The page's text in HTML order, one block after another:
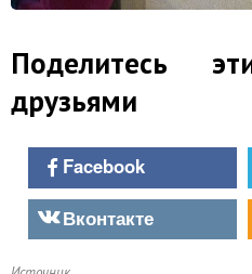
Поделитесь
друзьями
Facebook
Вконтакте